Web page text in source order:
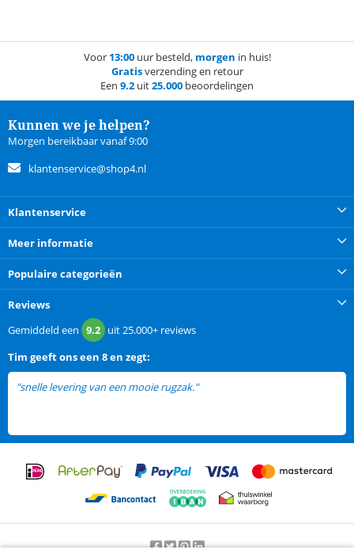
Voor 13:00uur besteld, morgen in huis!
Gratisverzending en retour
Een 9.2 uit25.000 beoordelingen
Kunnen we je helpen?
Morgen bereikbaar vanaf 9:00
klantenservice@shop4.nl
Klantenservice
Meer informatie
Populaire categorieën
Reviews
Gemiddeld een 9.2 uit25.000+ reviews
Tim geeft ons een 8 en zegt:
"snelle levering van een mooie rugzak."